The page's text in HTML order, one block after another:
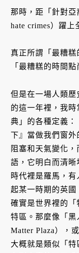
那時，距「針對
hate crimes）躍上
真正所謂「最糟糕
「最糟糕的時間
但是在一場人類
的這一年裡，我
典」的各種定義
下』當做我們窗
阻塞和天氣變化
語，它明白而清
時代裡是羅馬，
起某一時期的英國
確實是世界裡的
特區。那麼像「
Matter Plaza），
大概就是類似「特